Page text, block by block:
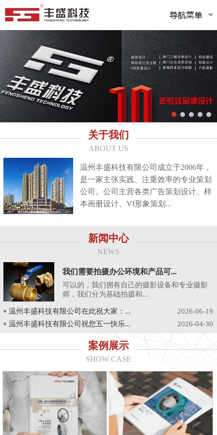
关于我们
ABOUT US
温州丰盛科技有限公司成立于2006年，
是一家主张实践、注重效率的专业策划
公司。公司主营各类广告策划设计、样
本画册设计、VI形象策划...
新闻中心
NEWS
我们需要拍摄办公环境和产品可...
可以的，我们拥有自己的摄影设备和专业摄影
师，我们分为基础拍摄和...
温州丰盛科技有限公司在此祝大家：...
2026-06-19
温州丰盛科技有限公司祝您五一快乐...
2026-04-30
案例展示
SHOW CASE